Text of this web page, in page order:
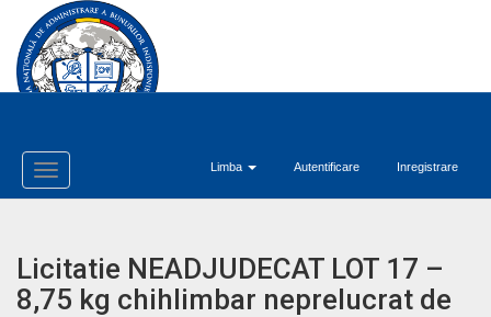
Limba Autentificare Inregistrare
Toggle
Navigation
Licitatie NEADJUDECAT LOT 17 –
8,75 kg chihlimbar neprelucrat de